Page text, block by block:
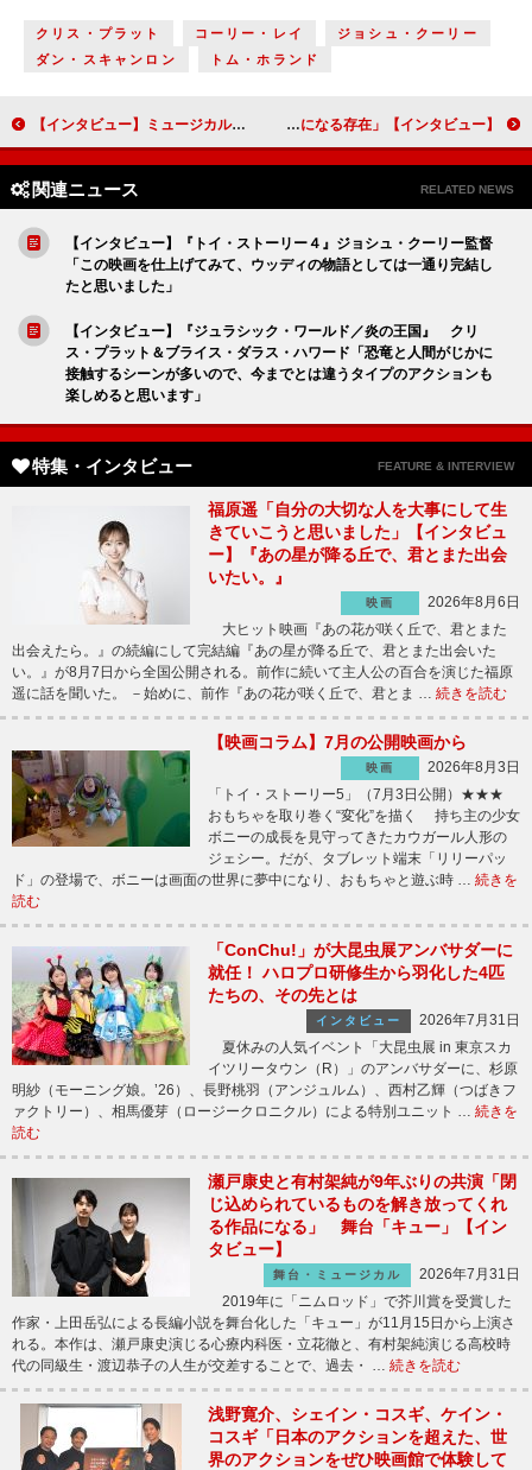
クリス・プラット コーリー・レイ
ジョシュ・クーリー
ダン・スキャンロン
トム・ホランド
【インタビュー】ミュージカル「フラッシュダンス」愛希れいか＆廣瀬友祐「劇場で特別な時間を」 【インタビュー】映画『２分の１の魔法』志尊淳 兄役の城田優は「何かあったときも一番に相談ができる、頼りになる存在」
関連ニュース RELATED NEWS
【インタビュー】『トイ・ストーリー４』ジョシュ・クーリー監督
「この映画を仕上げてみて、ウッディの物語としては一通り完結し
たと思いました」
【インタビュー】『ジュラシック・ワールド／炎の王国』 クリ
ス・プラット＆ブライス・ダラス・ハワード「恐竜と人間がじかに
接触するシーンが多いので、今までとは違うタイプのアクションも
楽しめると思います」
特集・インタビュー FEATURE & INTERVIEW
福原遥「自分の大切な人を大事にして生
きていこうと思いました」【インタビュ
ー】『あの星が降る丘で、君とまた出会
いたい。』
映画
2026年8月6日
大ヒット映画『あの花が咲く丘で、君とまた
出会えたら。』の続編にして完結編『あの星が降る丘で、君とまた出会いた
い。』が8月7日から全国公開される。前作に続いて主人公の百合を演じた福原
遥に話を聞いた。 －始めに、前作『あの花が咲く丘で、君とま … 続きを読む
【映画コラム】7月の公開映画から
映画
2026年8月3日
「トイ・ストーリー5」（7月3日公開）★★★
おもちゃを取り巻く“変化”を描く 持ち主の少女
ボニーの成長を見守ってきたカウガール人形の
ジェシー。だが、タブレット端末「リリーパッ
ド」の登場で、ボニーは画面の世界に夢中になり、おもちゃと遊ぶ時 … 続きを
読む
「ConChu!」が大昆虫展アンバサダーに
就任！ ハロプロ研修生から羽化した4匹
たちの、その先とは
インタビュー
2026年7月31日
夏休みの人気イベント「大昆虫展 in 東京スカ
イツリータウン（R）」のアンバサダーに、杉原
明紗（モーニング娘。’26）、長野桃羽（アンジュルム）、西村乙輝（つばきフ
ァクトリー）、相馬優芽（ロージークロニクル）による特別ユニット … 続きを
読む
瀬戸康史と有村架純が9年ぶりの共演「閉
じ込められているものを解き放ってくれ
る作品になる」 舞台「キュー」【イン
タビュー】
舞台・ミュージカル
2026年7月31日
2019年に「ニムロッド」で芥川賞を受賞した
作家・上田岳弘による長編小説を舞台化した「キュー」が11月15日から上演さ
れる。本作は、瀬戸康史演じる心療内科医・立花徹と、有村架純演じる高校時
代の同級生・渡辺恭子の人生が交差することで、過去・ … 続きを読む
浅野寛介、シェイン・コスギ、ケイン・
コスギ「日本のアクションを超えた、世
界のアクションをぜひ映画館で体験して